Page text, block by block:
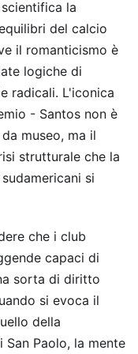
la
del calcio
il romanticismo è
logiche di
radicali. L'iconica
- Santos non è
museo, ma il
strutturale che la
si
che i club
capaci di
sorta di diritto
si evoca il
della
Paolo, la mente